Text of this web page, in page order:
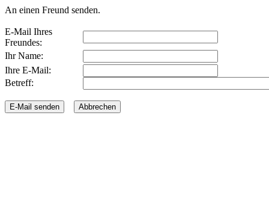
An einen Freund senden.
E-Mail Ihres
Freundes:
Ihr Name:
Ihre E-Mail:
Betreff: